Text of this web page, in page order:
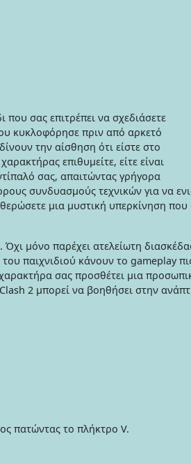
που σας επιτρέπει να σχεδιάσετε
κυκλοφόρησε πριν από αρκετό
την αίσθηση ότι είστε στο
επιθυμείτε, είτε είναι
σας, απαιτώντας γρήγορα
συνδυασμούς τεχνικών για να
μια μυστική υπερκίνηση
μόνο παρέχει ατελείωτη
παιχνιδιού κάνουν το gameplay
σας προσθέτει μια
2 μπορεί να βοηθήσει στην
πατώντας το πλήκτρο V.